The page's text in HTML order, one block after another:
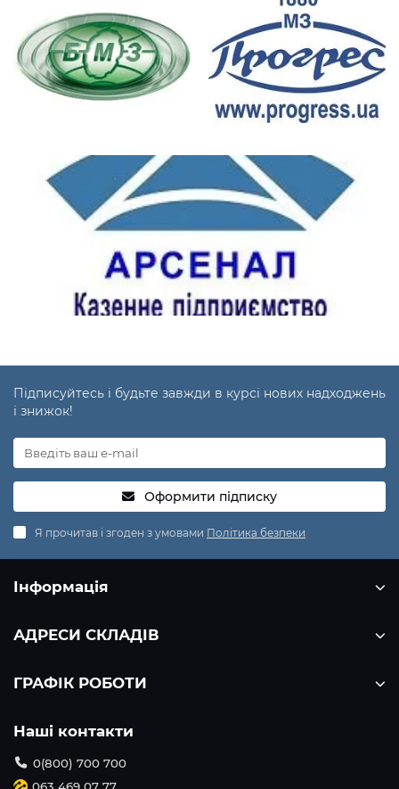
Підписуйтесь і будьте завжди в курсі нових надходжень
і знижок!
Оформити підписку
Я прочитав і згоден з умовами Політика безпеки
Інформація
АДРЕСИ СКЛАДІВ
ГРАФІК РОБОТИ
Наші контакти
0(800) 700 700
063 469 07 77